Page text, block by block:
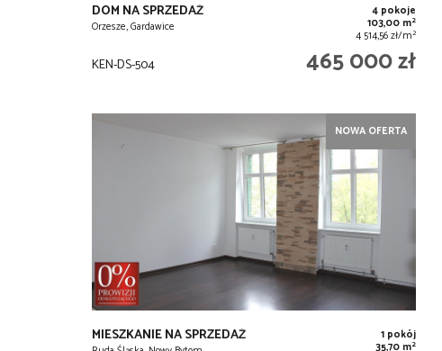
DOM NA SPRZEDAŻ
Orzesze, Gardawice
4 pokoje
103,00 m2
4 514,56 zł/m2
KEN-DS-504 465 000 zł
NOWA OFERTA
MIESZKANIE NA SPRZEDAŻ 1 pokój
35,70 m2